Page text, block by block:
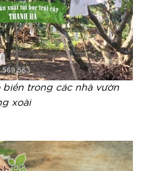
trong các nhà vườn
xoài